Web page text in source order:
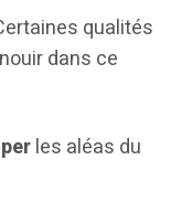
qualités
dans ce
les aléas du